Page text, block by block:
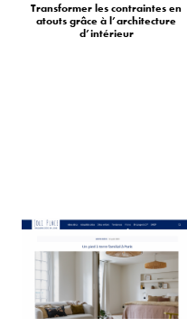
Transformer les contraintes en
atouts grâce à l’architecture
d’intérieur